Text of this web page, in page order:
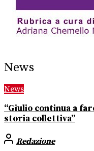
News
News
“Giulio continua a
storia collettiva”
Redazione